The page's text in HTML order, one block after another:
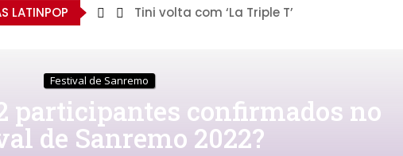
LATINPOP Tini volta com ‘La Triple T’
Festival de Sanremo
participantes confirmados no
de Sanremo 2022?